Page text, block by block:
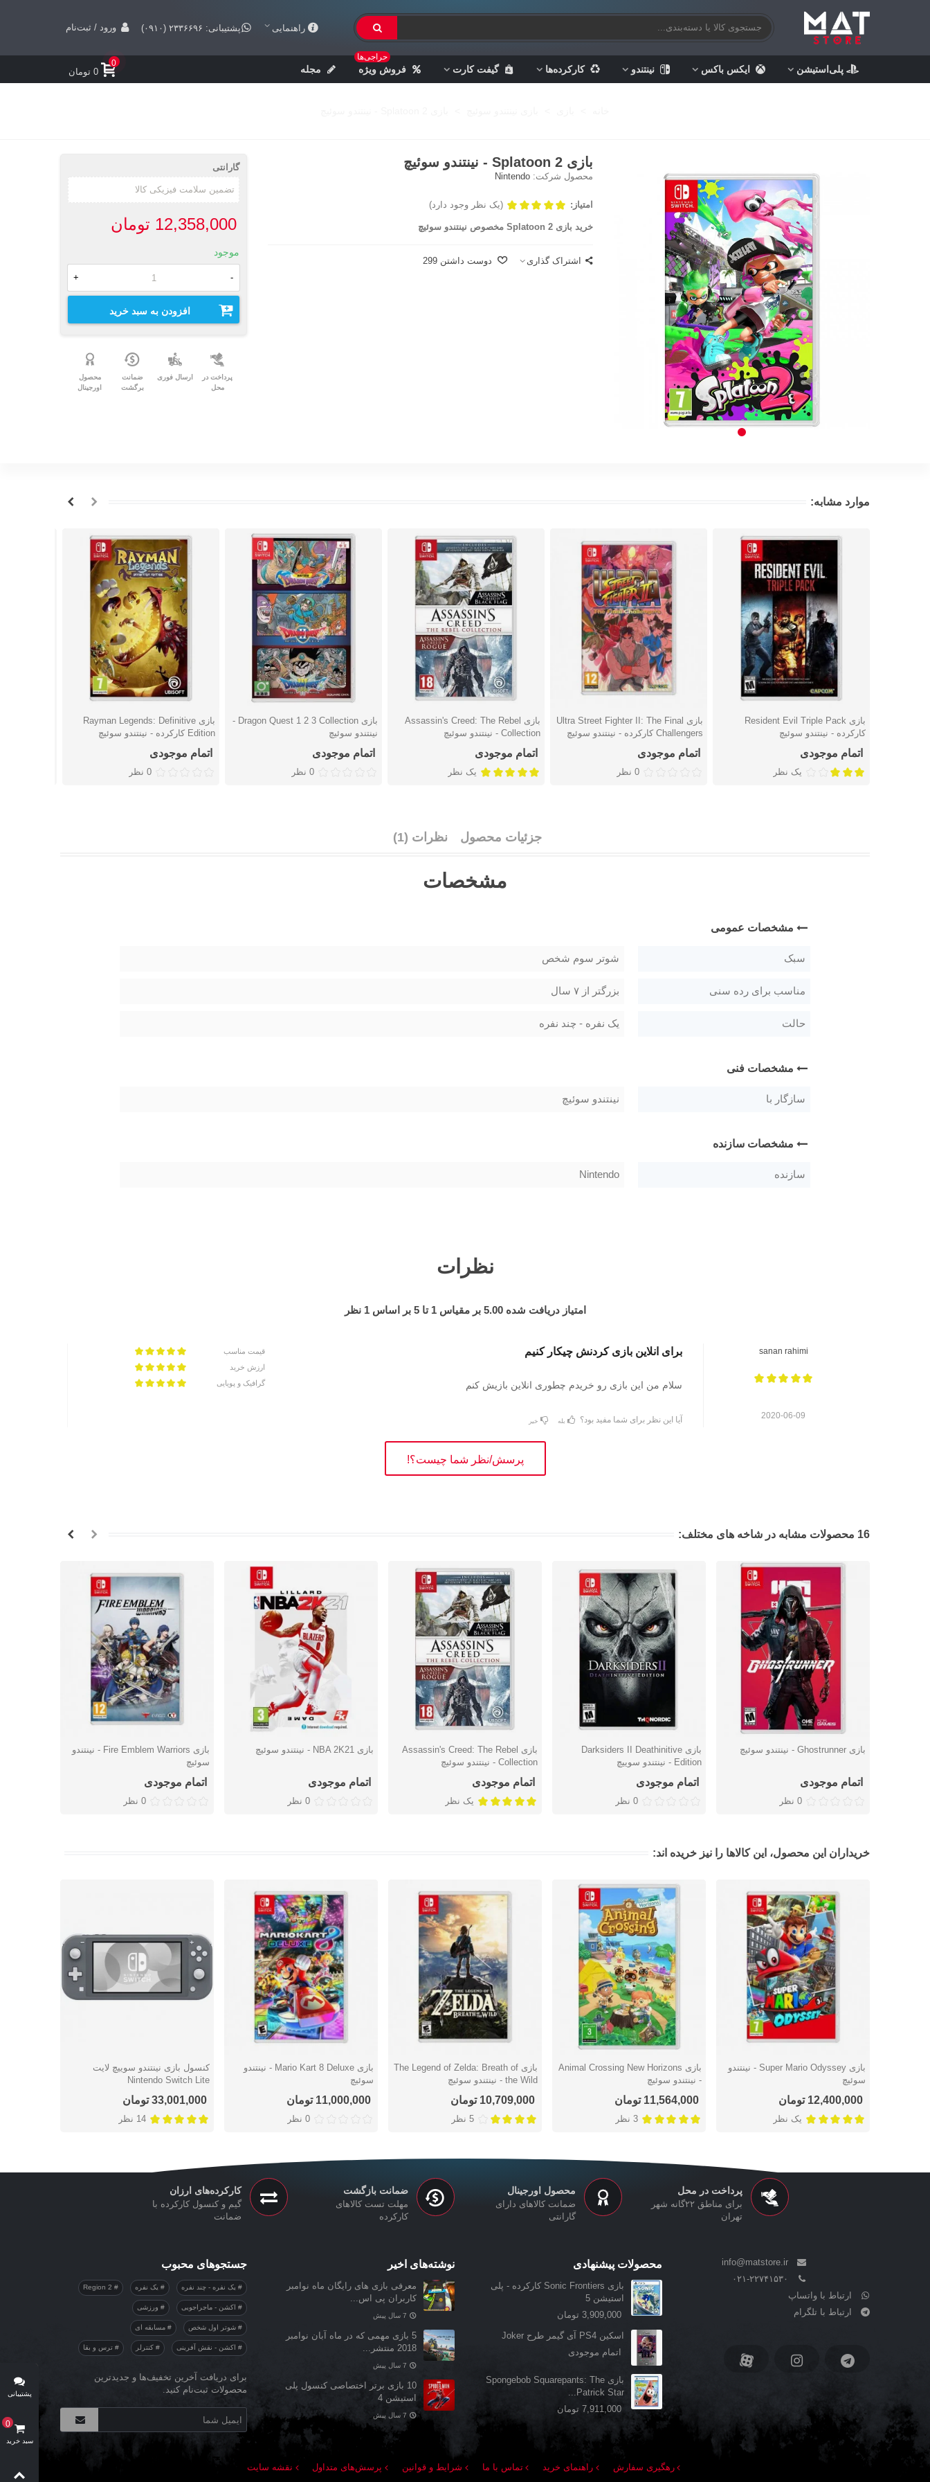
راهنمایی پشتیبانی: ۲۳۳۶۶۹۶ (۰۹۱۰) ورود / ثبت‌نام
پلی‌استیشن ایکس باکس نینتندو کارکرده‌ها گیفت کارت فروش ویژه
حراجی‌ها
مجله
0
0 تومان
بازی Splatoon 2 - نینتندو سوئیچ
محصول شرکت: Nintendo
امتیاز: (یک نظر وجود دارد)
خرید بازی Splatoon 2 مخصوص نینتندو سوئیچ
اشتراک گذاری دوست داشتن 299
گارانتی
12,358,000 تومان
موجود
-
+
افزودن به سبد خرید
پرداخت در
محل
ارسال فوری
ضمانت
برگشت
محصول
اورجینال
موارد مشابه:
دوست داشتن
بازی Resident Evil Triple Pack
کارکرده - نینتندو سوئیچ
اتمام موجودی
یک نظر
دوست داشتن
بازی Ultra Street Fighter II: The Final
Challengers کارکرده - نینتندو سوئیچ
اتمام موجودی
0 نظر
دوست داشتن
بازی Assassin's Creed: The Rebel
Collection - نینتندو سوئیچ
اتمام موجودی
یک نظر
دوست داشتن
بازی Dragon Quest 1 2 3 Collection -
نینتندو سوئیچ
اتمام موجودی
0 نظر
دوست داشتن
بازی Rayman Legends: Definitive
Edition کارکرده - نینتندو سوئیچ
اتمام موجودی
0 نظر
جزئیات محصول نظرات (1)
مشخصات
مشخصات عمومی
سبک شوتر سوم شخص
مناسب برای رده سنی بزرگتر از ۷ سال
حالت یک نفره - چند نفره
مشخصات فنی
سازگار با نینتندو سوئیچ
مشخصات سازنده
سازنده Nintendo
نظرات
امتیاز دریافت شده5.00 بر مقیاس1 تا5 بر اساس1 نظر
sanan rahimi
2020-06-09
برای انلاین بازی کردنش چیکار کنیم
سلام من این بازی رو خریدم چطوری انلاین بازیش کنم
قیمت مناسب
ارزش خرید
گرافیک و پویایی
آیا این نظر برای شما مفید بود؟ بله خیر
پرسش/نظر شما چیست؟!
16 محصولات مشابه در شاخه های مختلف:
دوست داشتن بازی Ghostrunner - نینتندو سوئیچ
اتمام موجودی
0 نظر
دوست داشتن
بازی Darksiders II Deathinitive
Edition - نینتندو سوییچ
اتمام موجودی
0 نظر
دوست داشتن
بازی Assassin's Creed: The Rebel
Collection - نینتندو سوئیچ
اتمام موجودی
یک نظر
دوست داشتن بازی NBA 2K21 - نینتندو سوئيچ
اتمام موجودی
0 نظر
دوست داشتن
بازی Fire Emblem Warriors - نینتندو
سوئیچ
اتمام موجودی
0 نظر
خریداران این محصول، این کالاها را نیز خریده اند:
دوست داشتن
بازی Super Mario Odyssey - نینتندو
سوئیچ
12,400,000 تومان
یک نظر
دوست داشتن
بازی Animal Crossing New Horizons
- نینتندو سوئيچ
11,564,000 تومان
3 نظر
دوست داشتن
بازی The Legend of Zelda: Breath of
the Wild - نینتندو سوئیچ
10,709,000 تومان
5 نظر
دوست داشتن
بازی Mario Kart 8 Deluxe - نینتندو
سوئیچ
11,000,000 تومان
0 نظر
دوست داشتن
کنسول بازی نینتندو سوییچ لایت
Nintendo Switch Lite
33,001,000 تومان
14 نظر
پرداخت در محل
برای مناطق ۲۲گانه شهر
تهران
محصول اورجینال
ضمانت کالاهای دارای
گارانتی
ضمانت بازگشت
مهلت تست کالاهای
کارکرده
کارکرده‌های ارزان
گیم و کنسول کارکرده با
ضمانت
info@matstore.ir
۰۲۱-۲۲۷۴۱۵۳۰
ارتباط با واتساپ
ارتباط با تلگرام
محصولات پیشنهادی
بازی Sonic Frontiers کارکرده - پلی
استیشن 5
3,909,000 تومان
اسکین PS4 آی گیمر طرح Joker
اتمام موجودی
بازی Spongebob Squarepants: The
Patrick Star...
7,911,000 تومان
نوشته‌های اخیر
معرفی بازی‌ های رایگان ماه نوامبر
کاربران پی اس...
7 سال پیش
5 بازی مهمی که در ماه آبان نوامبر
2018 منتشر...
7 سال پیش
10 بازی برتر اختصاصی کنسول پلی
استیشن 4
7 سال پیش
جستجوهای محبوب
یک نفره - چند نفره یک نفره
اکشن - ماجراجویی ورزشی
شوتر اول شخص مسابقه ای
اکشن - نقش آفرینی کنترلر ترس و بقا
برای دریافت آخرین تخفیف‌ها و جدیدترین
محصولات ثبت‌نام کنید.
رهگیری سفارش راهنمای خرید تماس با ما شرایط و قوانین پرسش‌های متداول نقشه سایت
پشتیبانی
سبد خرید
0